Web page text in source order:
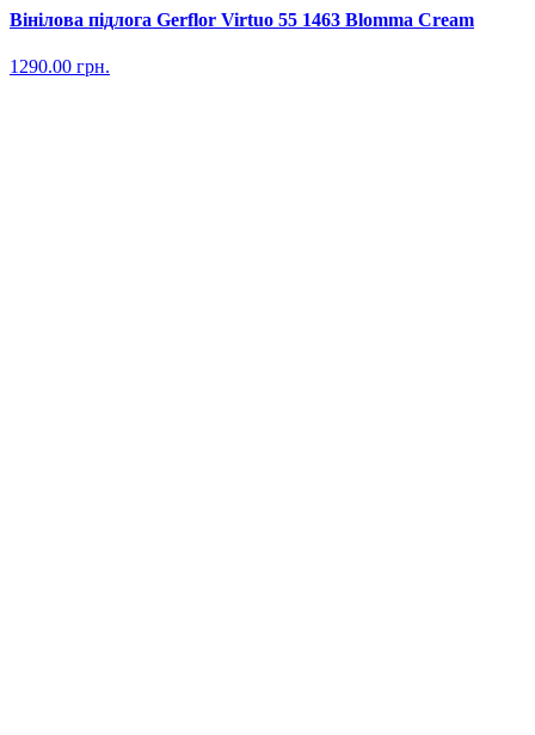
Вінілова підлога Gerflor Virtuo 55 1463 Blomma Cream
1290.00 грн.